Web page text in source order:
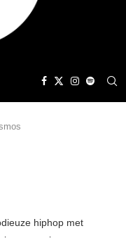
hiphop met